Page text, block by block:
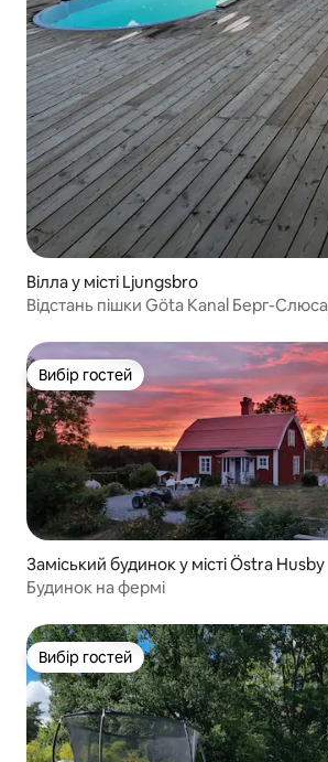
Вілла у місті Ljungsbro
Відстань пішки Göta Kanal Берг-
Вибір гостей
Вибір гостей
Заміський будинок у місті Östra Husby
Будинок на фермі
Вибір гостей
Вибір гостей